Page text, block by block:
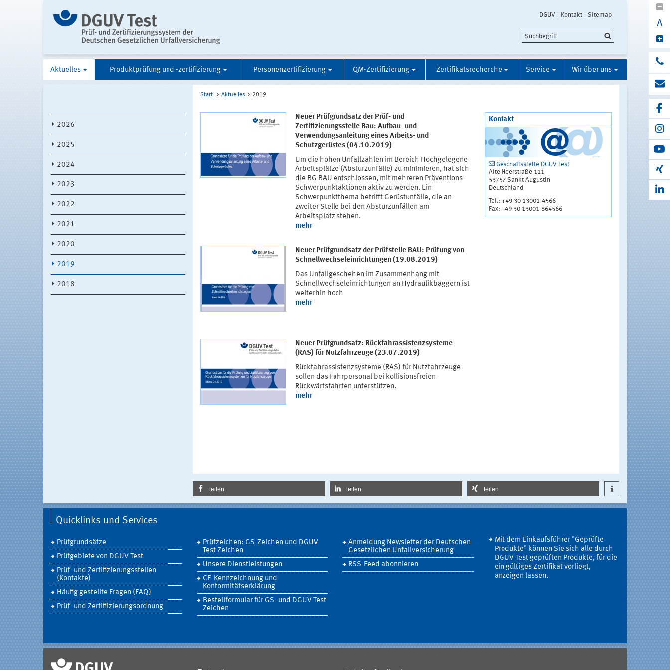
DGUV Kontakt Sitemap
A
Aktuelles Produktprüfung und -zertifizierung Personenzertifizierung QM-Zertifizierung Zertifikatsrecherche Service Wir über uns
2026
2025
2024
2023
2022
2021
2020
2019
2018
Start Aktuelles 2019
Neuer Prüfgrundsatz der Prüf- und
Zertifizierungsstelle Bau: Aufbau- und
Verwendungsanleitung eines Arbeits- und
Schutzgerüstes (04.10.2019)
Um die hohen Unfallzahlen im Bereich Hochgelegene
Arbeitsplätze (Absturzunfälle) zu minimieren, hat sich
die BG BAU entschlossen, mit mehreren Präventions-
Schwerpunktaktionen aktiv zu werden. Ein
Schwerpunktthema betrifft Gerüstunfälle, die an
zweiter Stelle bei den Absturzunfällen am
Arbeitsplatz stehen.
mehr
Neuer Prüfgrundsatz der Prüfstelle BAU: Prüfung von
Schnellwechseleinrichtungen (19.08.2019)
Das Unfallgeschehen im Zusammenhang mit
Schnellwechseleinrichtungen an Hydraulikbaggern ist
weiterhin hoch
mehr
Neuer Prüfgrundsatz: Rückfahrassistenzsysteme
(RAS) für Nutzfahrzeuge (23.07.2019)
Rückfahrassistenzsysteme (RAS) für Nutzfahrzeuge
sollen das Fahrpersonal bei kollisionsfreien
Rückwärtsfahrten unterstützen.
mehr
Kontakt
Geschäftsstelle DGUV Test
Alte Heerstraße 111
53757 Sankt Augustin
Deutschland
Tel.: +49 30 13001-4566
Fax: +49 30 13001-864566
teilen teilen teilen
Quicklinks und Services
Prüfgrundsätze
Prüfgebiete von DGUV Test
Prüf- und Zertifizierungsstellen
(Kontakte)
Häufig gestellte Fragen (FAQ)
Prüf- und Zertifiizierungsordnung
Prüfzeichen: GS-Zeichen und DGUV
Test Zeichen
Unsere Dienstleistungen
CE-Kennzeichnung und
Konformitätserklärung
Bestellformular für GS- und DGUV Test
Zeichen
Anmeldung Newsletter der Deutschen
Gesetzlichen Unfallversicherung
RSS-Feed abonnieren
Mit dem Einkaufsführer "Geprüfte
Produkte" können Sie sich alle durch
DGUV Test geprüften Produkte, für die
ein gültiges Zertifikat vorliegt,
anzeigen lassen.